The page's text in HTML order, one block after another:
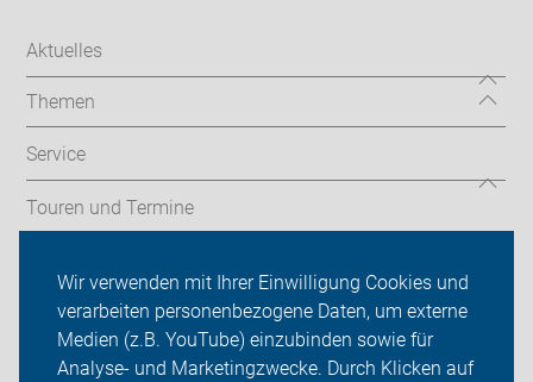
Wir verwenden mit Ihrer Einwilligung Cookies und
verarbeiten personenbezogene Daten, um externe
Medien (z.B. YouTube) einzubinden sowie für
Analyse- und Marketingzwecke. Durch Klicken auf
Aktuelles
Themen
Service
Touren und Termine
ADFC Karlsruhe
Sei dabei